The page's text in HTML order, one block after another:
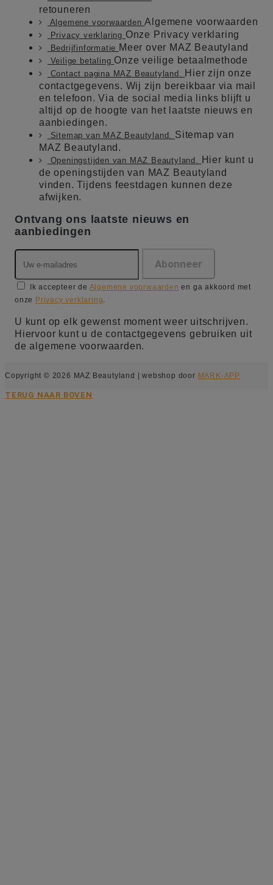
retouneren
Algemene voorwaardenAlgemene voorwaarden
Privacy verklaring Onze Privacy verklaring
Bedrijfinformatie Meer over MAZ Beautyland
Veilige betaling Onze veilige betaalmethode
Contact pagina MAZ Beautyland.
Hier zijn onze
contactgegevens. Wij zijn bereikbaar via mail
en telefoon. Via de social media links blijft u
altijd op de hoogte van het laatste nieuws en
aanbiedingen.
Sitemap van MAZ Beautyland. Sitemap van
MAZ Beautyland.
Openingstijden van MAZ Beautyland.
Hier kunt u
de openingstijden van MAZ Beautyland
vinden. Tijdens feestdagen kunnen deze
afwijken.
Ontvang ons laatste nieuws en
aanbiedingen
Ik accepteer de Algemene voorwaarden en ga akkoord met
onze Privacy verklaring.
U kunt op elk gewenst moment weer uitschrijven.
Hiervoor kunt u de contactgegevens gebruiken uit
de algemene voorwaarden.
Copyright © 2026 MAZ Beautyland | webshop door MARK-APP
TERUG NAAR BOVEN